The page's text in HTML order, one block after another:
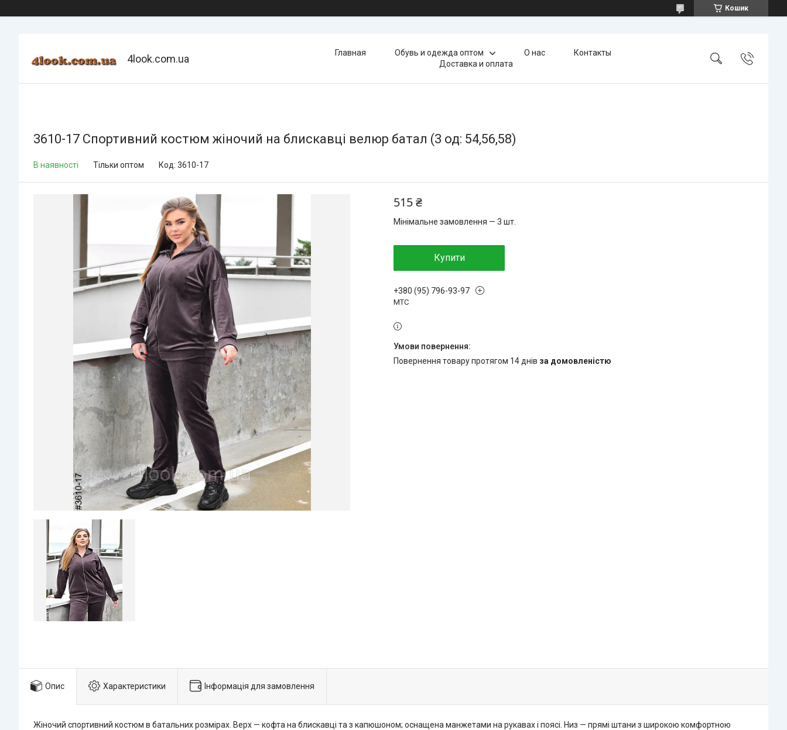
Кошик
4look.com.ua Главная Обувь и одежда оптом О нас
Контакты
Доставка и оплата
3610-17 Спортивний костюм жіночий на блискавці велюр батал (3 од: 54,56,58)
В наявності Тільки оптом Код: 3610-17
515 ₴
Мінімальне замовлення — 3 шт.
Купити
+380 (95) 796-93-97
МТС
повернення товару протягом 14 днів за домовленістю
Опис Характеристики Інформація для замовлення
Жіночий спортивний костюм в батальних розмірах. Верх — кофта на блискавці та з капюшоном; оснащена манжетами на рукавах і поясі. Низ — прямі штани з широкою комфортною